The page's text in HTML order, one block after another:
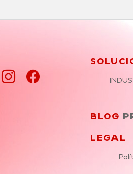
BLOG
LEGAL